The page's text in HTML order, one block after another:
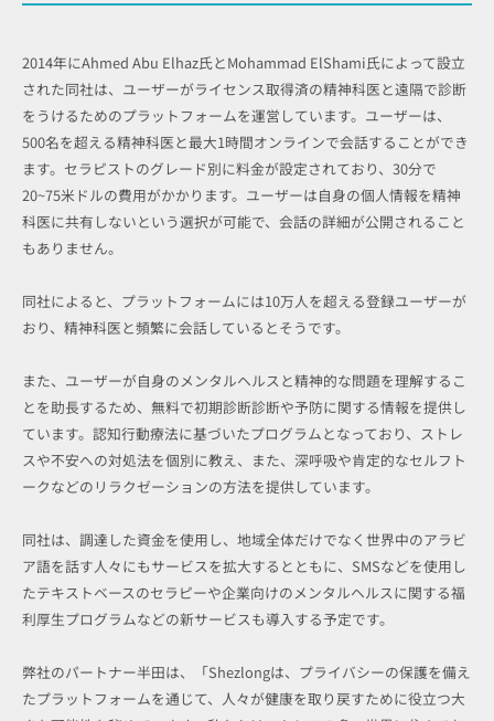
2014年にAhmed Abu Elhaz氏とMohammad ElShami氏によって設立
された同社は、ユーザーがライセンス取得済の精神科医と遠隔で診断
をうけるためのプラットフォームを運営しています。ユーザーは、
500名を超える精神科医と最大1時間オンラインで会話することができ
ます。セラピストのグレード別に料金が設定されており、30分で
20~75米ドルの費用がかかります。ユーザーは自身の個人情報を精神
科医に共有しないという選択が可能で、会話の詳細が公開されること
もありません。
同社によると、プラットフォームには10万人を超える登録ユーザーが
おり、精神科医と頻繁に会話しているとそうです。
また、ユーザーが自身のメンタルヘルスと精神的な問題を理解するこ
とを助長するため、無料で初期診断診断や予防に関する情報を提供し
ています。認知行動療法に基づいたプログラムとなっており、ストレ
スや不安への対処法を個別に教え、また、深呼吸や肯定的なセルフト
ークなどのリラクゼーションの方法を提供しています。
同社は、調達した資金を使用し、地域全体だけでなく世界中のアラビ
ア語を話す人々にもサービスを拡大するとともに、SMSなどを使用し
たテキストベースのセラピーや企業向けのメンタルヘルスに関する福
利厚生プログラムなどの新サービスも導入する予定です。
弊社のパートナー半田は、「Shezlongは、プライバシーの保護を備え
たプラットフォームを通じて、人々が健康を取り戻すために役立つ大